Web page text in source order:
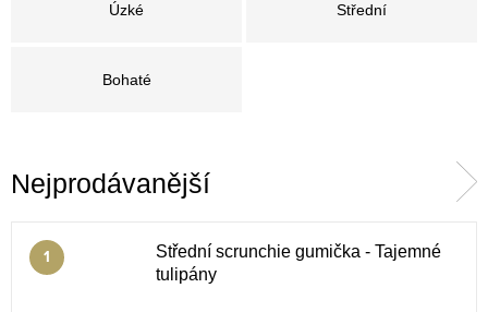
Úzké Střední
Bohaté
Nejprodávanější
Střední scrunchie gumička - Tajemné
tulipány